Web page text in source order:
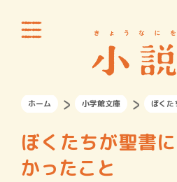
ホーム 小学館文庫 ぼくた
ぼくたちが聖書
かったこと